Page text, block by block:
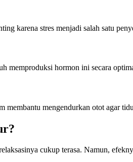
karena stres menjadi salah satu
memproduksi hormon ini secara
membantu mengendurkan otot agar
cukup terasa. Namun,